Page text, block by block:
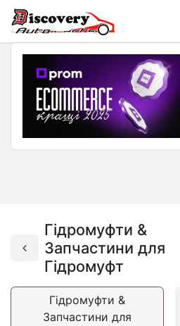
Гідромуфти &
Запчастини для
Гідромуфт
Гідромуфти &
Запчастини для